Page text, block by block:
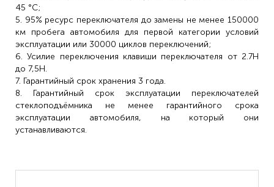
45 °C;
5. 95% ресурс переключателя до замены не менее 150000
км пробега автомобиля для первой категории условий
эксплуатации или 30000 циклов переключений;
6. Усилие переключения клавиши переключателя от 2.7Н
до 7,5Н.
7. Гарантийный срок хранения 3 года.
8. Гарантийный срок эксплуатации переключателей
стеклоподъёмника не менее гарантийного срока
эксплуатации автомобиля, на который они
устанавливаются.